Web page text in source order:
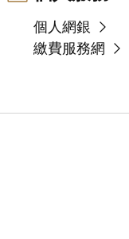
個人網銀
繳費服務網